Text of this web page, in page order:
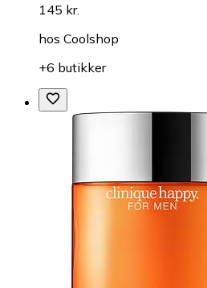
145 kr.
hos Coolshop
+6 butikker